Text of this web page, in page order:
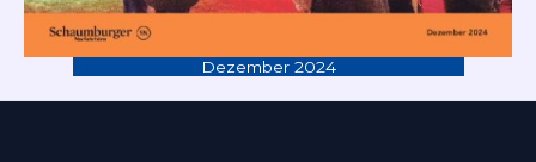
Dezember 2024